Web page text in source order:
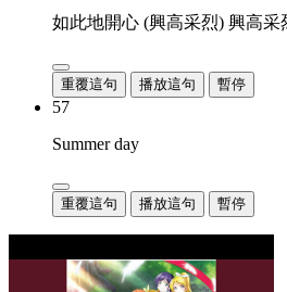
如此地開心 (興高采烈) 興高采
重覆這句 播放這句 暫停
57
Summer day
重覆這句 播放這句 暫停